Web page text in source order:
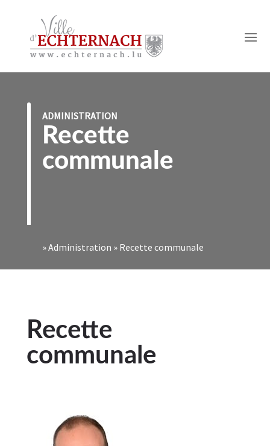
ADMINISTRATION
Recette
communale
»Administration » Recette communale
Recette
communale